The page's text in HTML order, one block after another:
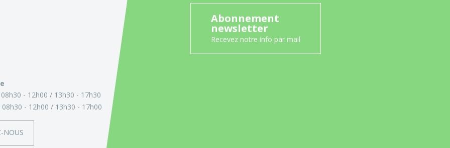
08h30 - 12h00
13h30 - 17h30
08h30 - 12h00 13h30 - 17h00
NOUS
Abonnement
newsletter
Recevez notre info par mail